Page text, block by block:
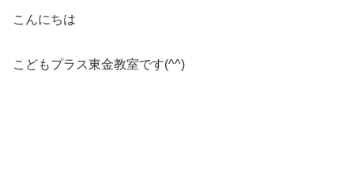
こんにちは
こどもプラス東金教室です(^^)